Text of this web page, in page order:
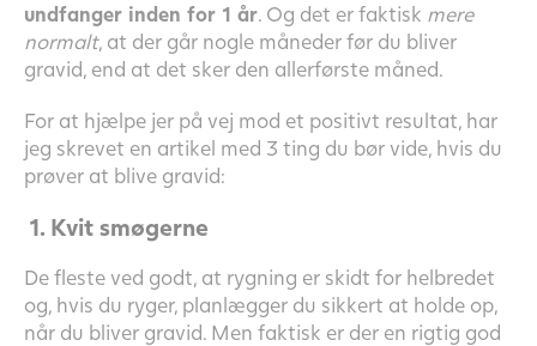
undfanger inden for 1 år. Og det er faktisk mere
normalt, at der går nogle måneder før du bliver
gravid, end at det sker den allerførste måned.
For at hjælpe jer på vej mod et positivt resultat, har
jeg skrevet en artikel med 3 ting du bør vide, hvis du
prøver at blive gravid:
1. Kvit smøgerne
De fleste ved godt, at rygning er skidt for helbredet
og, hvis du ryger, planlægger du sikkert at holde op,
når du bliver gravid. Men faktisk er der en rigtig god